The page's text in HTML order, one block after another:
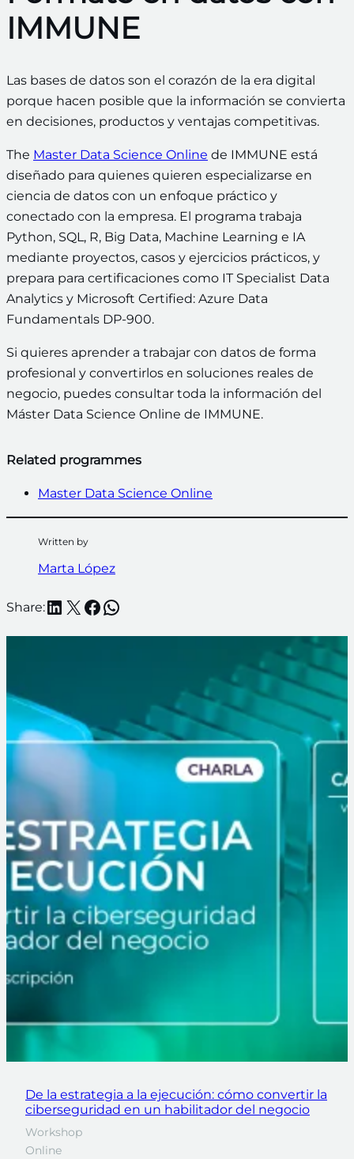
IMMUNE
Las bases de datos son el corazón de la era digital
porque hacen posible que la información se convierta
en decisiones, productos y ventajas competitivas.
The Master Data Science Online de IMMUNE está
diseñado para quienes quieren especializarse en
ciencia de datos con un enfoque práctico y
conectado con la empresa. El programa trabaja
Python, SQL, R, Big Data, Machine Learning e IA
mediante proyectos, casos y ejercicios prácticos, y
prepara para certificaciones como IT Specialist Data
Analytics y Microsoft Certified: Azure Data
Fundamentals DP-900.
Si quieres aprender a trabajar con datos de forma
profesional y convertirlos en soluciones reales de
negocio, puedes consultar toda la información del
Máster Data Science Online de IMMUNE.
Related programmes
Master Data Science Online
Written by
Marta López
Share:LinkedIn
X Facebook
WhatsApp
De la estrategia a la ejecución: cómo convertir la
ciberseguridad en un habilitador del negocio
Workshop
Online